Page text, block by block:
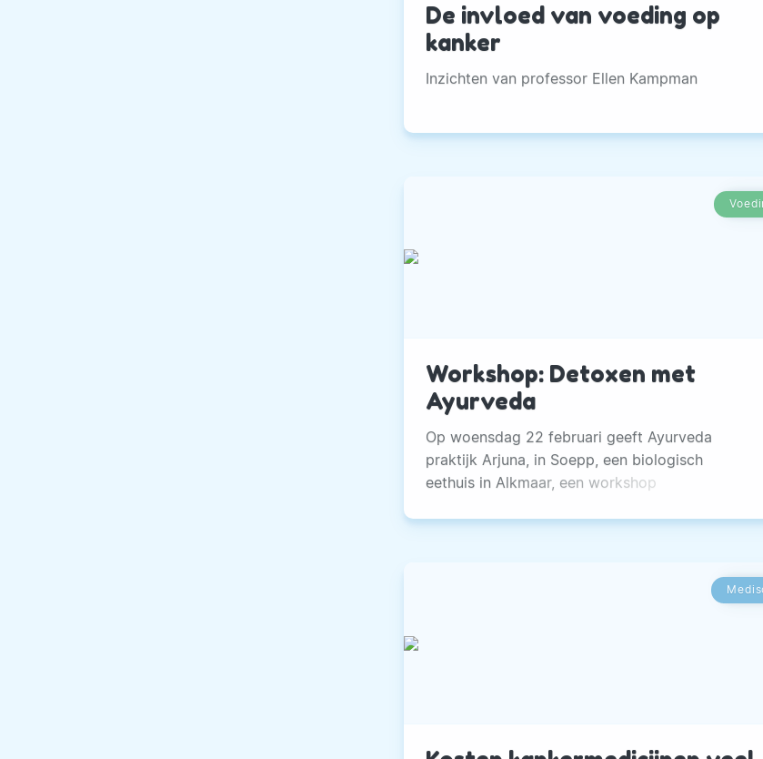
De invloed van voeding op
kanker
Inzichten van professor Ellen Kampman
Workshop: Detoxen met
Ayurveda
Op woensdag 22 februari geeft Ayurveda
praktijk Arjuna, in Soepp, een biologisch
eethuis in Alkmaar, een workshop
bekend dat afvalstoffen belastend zijn voor de